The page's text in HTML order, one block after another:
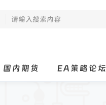
国内期货 EA策略论坛